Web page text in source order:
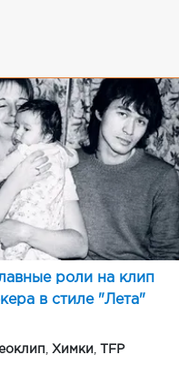
роли на клип
в стиле "Лета"
Химки TFP